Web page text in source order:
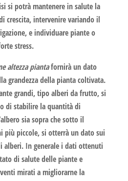
si potrà mantenere in salute la
crescita, intervenire variando il
e individuare piante o
stress.
altezza piantafornirà un dato
grandezza della pianta coltivata.
grandi, tipo alberi da frutto, si
di stabilire la quantità di
sia sopra che sotto il
più piccole, si otterrà un dato sui
alberi. In generale i dati ottenuti
di salute delle piante e
mirati a migliorarne la